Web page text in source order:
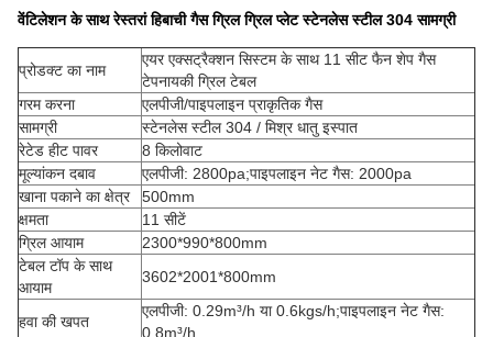
वेंटिलेशन के साथ रेस्तरां हिबाची गैस ग्रिल ग्रिल प्लेट स्टेनलेस स्टील 304 सामग्री
प्रोडक्ट का नाम
एयर एक्सट्रैक्शन सिस्टम के साथ 11 सीट फैन शेप गैस
टेपनायकी ग्रिल टेबल
गरम करना
एलपीजी/पाइपलाइन प्राकृतिक गैस
सामग्री
स्टेनलेस स्टील 304 / मिश्र धातु इस्पात
रेटेड हीट पावर
8 किलोवाट
मूल्यांकन दबाव
एलपीजी: 2800pa;पाइपलाइन नेट गैस: 2000pa
खाना पकाने का क्षेत्र
500mm
क्षमता
11 सीटें
ग्रिल आयाम
2300*990*800mm
टेबल टॉप के साथ
आयाम
3602*2001*800mm
हवा की खपत
एलपीजी: 0.29m³/h या 0.6kgs/h;पाइपलाइन नेट गैस:
0.8m³/h